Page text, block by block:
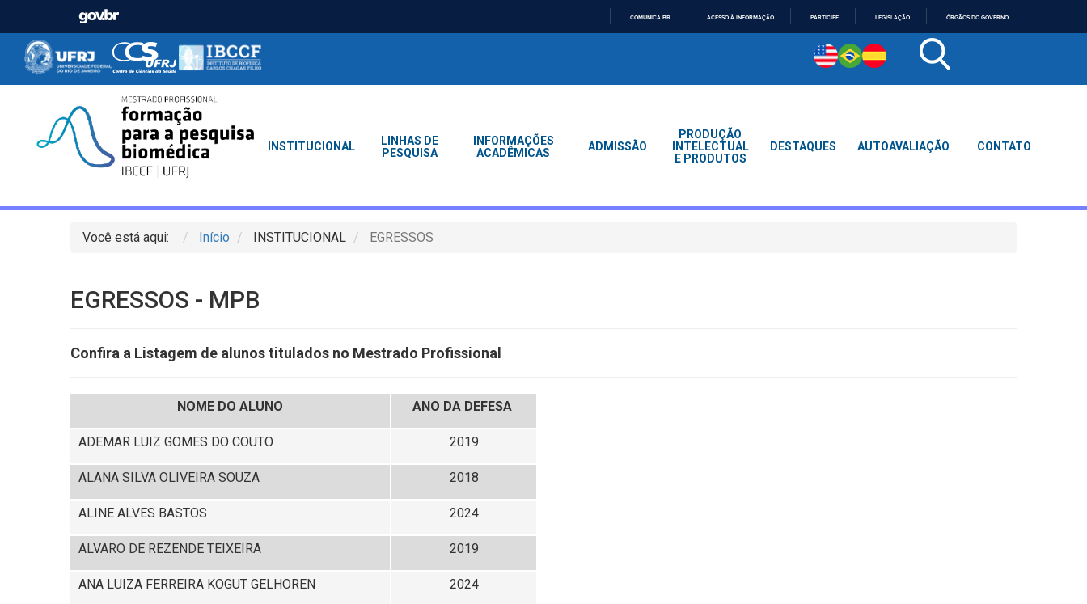
COMUNICA BR ACESSO À INFORMAÇÃO PARTICIPE LEGISLAÇÃO ÓRGÃOS DO GOVERNO
INSTITUCIONAL
LINHAS DE
PESQUISA
INFORMAÇÕES
ACADÊMICAS
ADMISSÃO
PRODUÇÃO
INTELECTUAL
E PRODUTOS
DESTAQUES AUTOAVALIAÇÃO CONTATO
Você está aqui: Início INSTITUCIONAL EGRESSOS
EGRESSOS - MPB
Confira a Listagem de alunos titulados no Mestrado Profissional
NOME DO ALUNO ANO DA DEFESA
ADEMAR LUIZ GOMES DO COUTO 2019
ALANA SILVA OLIVEIRA SOUZA 2018
ALINE ALVES BASTOS 2024
ALVARO DE REZENDE TEIXEIRA 2019
ANA LUIZA FERREIRA KOGUT GELHOREN 2024